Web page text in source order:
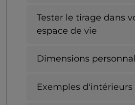
Tester le tirage dans
espace de vie
Dimensions
Exemples d'intérieurs